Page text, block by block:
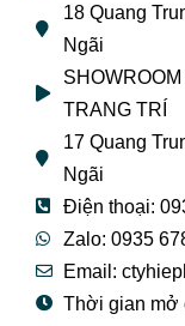
18 Quang
Ngãi
TRANG TRÍ
17 Quang
Ngãi
Điện thoại:
Zalo: 0935
Email:
Thời gian mở